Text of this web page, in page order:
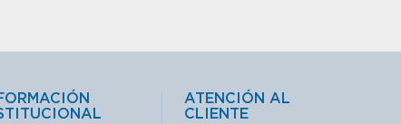
ATENCIÓN AL
CLIENTE